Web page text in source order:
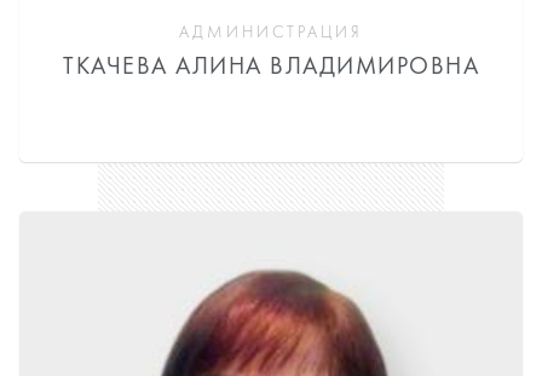
АДМИНИСТРАЦИЯ
ТКАЧЕВА АЛИНА ВЛАДИМИРОВНА